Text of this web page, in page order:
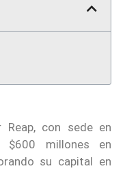
Reap, con sede en
$600 millones en
su capital en